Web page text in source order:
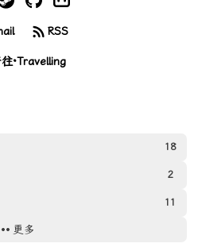
RSS
往·Travelling
18
2
11
更多